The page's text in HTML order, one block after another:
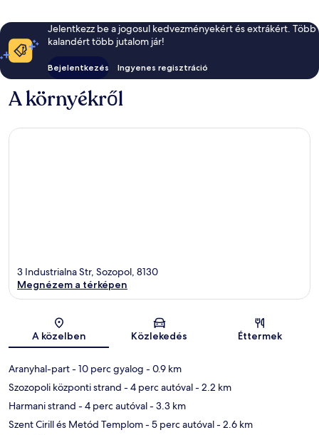
Jelentkezz be a jogosul kedvezményekért és extrákért. Több
kalandért több jutalom jár!
Bejelentkezés Ingyenes regisztráció
A környékről
Térkép
3 Industrialna Str, Sozopol, 8130
Megnézem a térképen
A közelben Közlekedés Éttermek
Aranyhal-part- 10 perc gyalog - 0.9 km
Szozopoli központi strand - 4 perc autóval- 2.2 km
Harmani strand - 4 perc autóval- 3.3 km
Szent Cirill és Metód Templom- 5 perc autóval- 2.6 km